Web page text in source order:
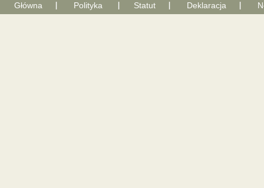
Główna Polityka Statut Deklaracja With